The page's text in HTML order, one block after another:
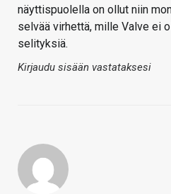
näyttispuolella on ollut niin
selvää virhettä, mille Valve ei
selityksiä.
Kirjaudu sisään vastataksesi